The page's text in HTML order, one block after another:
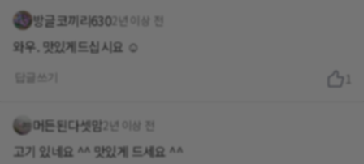
방글코끼리6302년 이상 전
와우. 맛있게드십시요 ☺️
1
머든된다셋맘2년 이상 전
고기 있네요 ^^ 맛있게 드세요 ^^